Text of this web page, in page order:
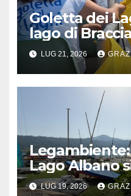
Goletta dei
lago di
LUG 21, 2026
Lago Albano
circa 7,5 metri
LUG 19, 2026